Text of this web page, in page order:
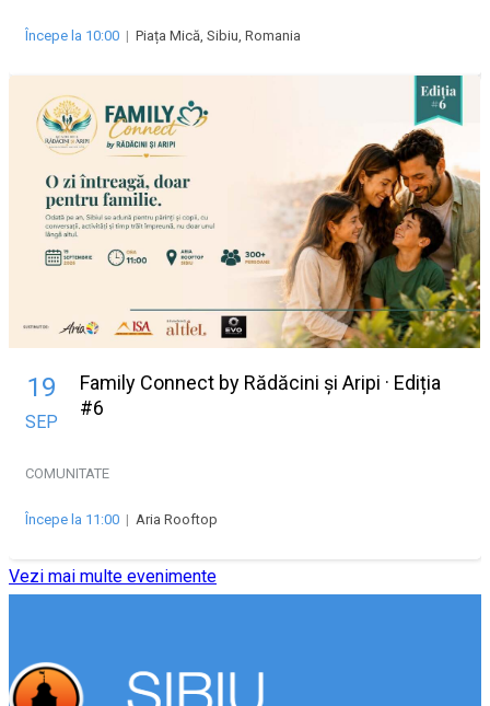
Începe la 10:00 | Piața Mică, Sibiu, Romania
19
SEP
Family Connect by Rădăcini și Aripi · Ediția
#6
COMUNITATE
Începe la 11:00 | Aria Rooftop
Vezi mai multe evenimente